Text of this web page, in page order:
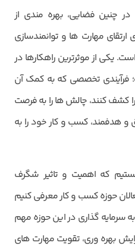
چنین فضایی، بهره مندی از
ارتقای مهارت ها و توانمندسازی
یکی از موثرترین راهکارها در
فرآیندی تخصصی که به کمک آن
کشف کنند، چالش ها را به فرصت
و هدفمند، کسب و کار خود را به
که اهمیت و تاثیر شگرف
حوزه کسب و کار معرفی کنیم
سرمایه گذاری در این حوزه مهم
بهره وری، تقویت مهارت های